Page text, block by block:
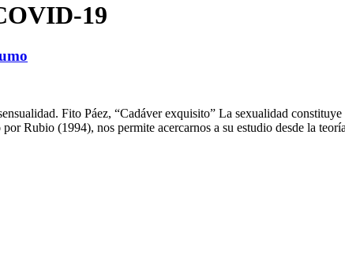
19
Fito Páez, “Cadáver exquisito” La sexualidad
Rubio (1994), nos permite acercarnos a su estudio desde la